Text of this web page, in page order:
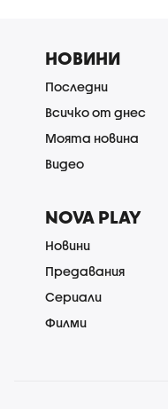
НОВИНИ
Последни
Всичко от днес
Моята новина
Видео
NOVA PLAY
Новини
Предавания
Сериали
Филми